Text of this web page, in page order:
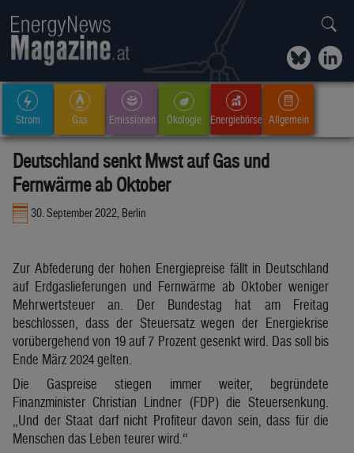
Strom Gas Emissionen Ökologie Energiebörse Allgemein
Deutschland senkt Mwst auf Gas und
Fernwärme ab Oktober
30. September 2022, Berlin
Zur Abfederung der hohen Energiepreise fällt in Deutschland
auf Erdgaslieferungen und Fernwärme ab Oktober weniger
Mehrwertsteuer an. Der Bundestag hat am Freitag
beschlossen, dass der Steuersatz wegen der Energiekrise
vorübergehend von 19 auf 7 Prozent gesenkt wird. Das soll bis
Ende März 2024 gelten.
Die Gaspreise stiegen immer weiter, begründete
Finanzminister Christian Lindner (FDP) die Steuersenkung.
„Und der Staat darf nicht Profiteur davon sein, dass für die
Menschen das Leben teurer wird.“